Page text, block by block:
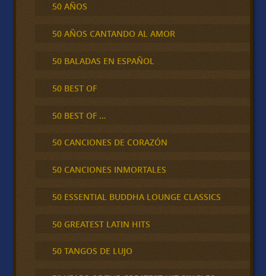
50 AÑOS
50 AÑOS CANTANDO AL AMOR
50 BALADAS EN ESPAÑOL
50 BEST OF
50 BEST OF …
50 CANCIONES DE CORAZÓN
50 CANCIONES INMORTALES
50 ESSENTIAL BUDDHA LOUNGE CLASSICS
50 GREATEST LATIN HITS
50 TANGOS DE LUJO